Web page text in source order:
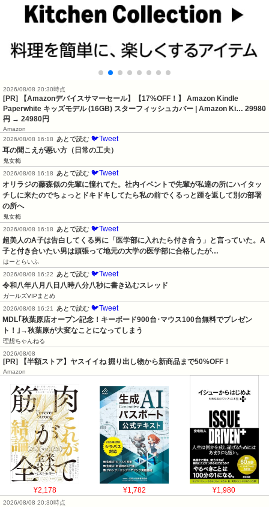
2026/08/08 20:30時点
[PR] 【Amazonデバイスサマーセール】【17%OFF！】 Amazon Kindle
Paperwhite キッズモデル (16GB) スターフィッシュカバー | Amazon Ki… 29980
円 → 24980円
Amazon
2026/08/08 16:18
あとで読む 🐦Tweet
耳の聞こえが悪い方（日常の工夫）
鬼女梅
2026/08/08 16:18
あとで読む 🐦Tweet
オリラジの藤森似の先輩に憧れてた。社内イベントで先輩が私達の所にハイタッ
チしに来たのでちょっとドキドキしてたら私の前でくるっと踵を返して別の部署
の所へ
鬼女梅
2026/08/08 16:18
あとで読む 🐦Tweet
超美人のA子は告白してくる男に「医学部に入れたら付き合う」と言っていた。A
子と付き合いたい男は頑張って地元の大学の医学部に合格したが…
はーとらいふ
2026/08/08 16:22
あとで読む 🐦Tweet
令和八年八月八日八時八分八秒に書き込むスレッド
ガールズVIPまとめ
2026/08/08 16:21
あとで読む 🐦Tweet
MDL｢秋葉原店オープン記念！キーボード900台･マウス100台無料でプレゼン
ト！｣→秋葉原が大変なことになってしまう
理想ちゃんねる
2026/08/08
[PR] 【半額ストア】ヤスイイね 掘り出し物から新商品まで50%OFF！
Amazon
¥2,178 ¥1,782 ¥1,980
2026/08/08 20:30時点